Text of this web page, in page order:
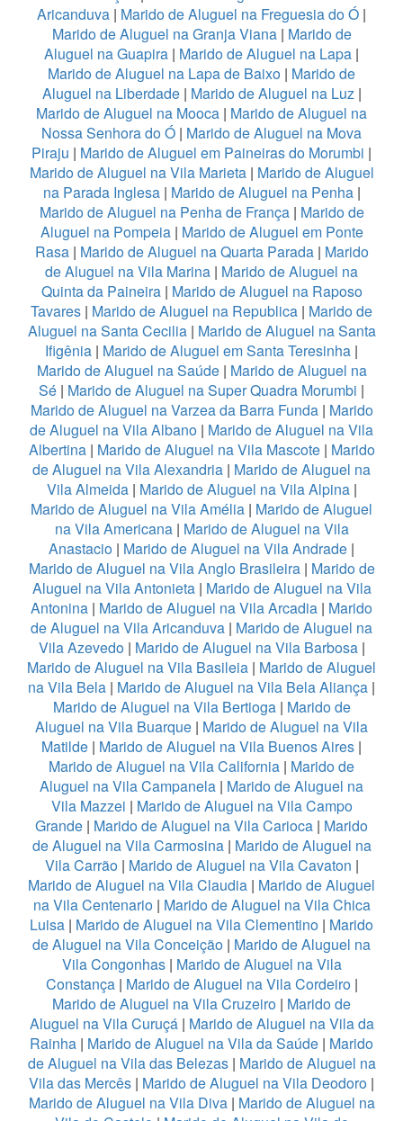
Aricanduva | Marido de Aluguel na Freguesia do Ó |
Marido de Aluguel na Granja Viana| Marido de
Aluguel na Guapira | Marido de Aluguel na Lapa |
Marido de Aluguel na Lapa de Baixo | Marido de
Aluguel na Liberdade | Marido de Aluguel na Luz|
Marido de Aluguel na Mooca | Marido de Aluguel na
Nossa Senhora do Ó | Marido de Aluguel na Mova
Piraju | Marido de Aluguel em Paineiras do Morumbi |
Marido de Aluguel na Vila Marieta| Marido de Aluguel
na Parada Inglesa | Marido de Aluguel na Penha|
Marido de Aluguel na Penha de França | Marido de
Aluguel na Pompeia| Marido de Aluguel em Ponte
Rasa| Marido de Aluguel na Quarta Parada| Marido
de Aluguel na Vila Marina | Marido de Aluguel na
Quinta da Paineira| Marido de Aluguel na Raposo
Tavares | Marido de Aluguel na Republica | Marido de
Aluguel na Santa Cecilia| Marido de Aluguel na Santa
Ifigênia | Marido de Aluguel em Santa Teresinha |
Marido de Aluguel na Saúde| Marido de Aluguel na
Sé | Marido de Aluguel na Super Quadra Morumbi |
Marido de Aluguel na Varzea da Barra Funda| Marido
de Aluguel na Vila Albano | Marido de Aluguel na Vila
Albertina| Marido de Aluguel na Vila Mascote| Marido
de Aluguel na Vila Alexandria | Marido de Aluguel na
Vila Almeida | Marido de Aluguel na Vila Alpina |
Marido de Aluguel na Vila Amélia | Marido de Aluguel
na Vila Americana| Marido de Aluguel na Vila
Anastacio | Marido de Aluguel na Vila Andrade |
Marido de Aluguel na Vila Anglo Brasileira| Marido de
Aluguel na Vila Antonieta| Marido de Aluguel na Vila
Antonina | Marido de Aluguel na Vila Arcadia | Marido
de Aluguel na Vila Aricanduva | Marido de Aluguel na
Vila Azevedo| Marido de Aluguel na Vila Barbosa|
Marido de Aluguel na Vila Basileia | Marido de Aluguel
na Vila Bela | Marido de Aluguel na Vila Bela Aliança |
Marido de Aluguel na Vila Bertioga| Marido de
Aluguel na Vila Buarque | Marido de Aluguel na Vila
Matilde | Marido de Aluguel na Vila Buenos Aires |
Marido de Aluguel na Vila California | Marido de
Aluguel na Vila Campanela | Marido de Aluguel na
Vila Mazzei | Marido de Aluguel na Vila Campo
Grande | Marido de Aluguel na Vila Carioca | Marido
de Aluguel na Vila Carmosina| Marido de Aluguel na
Vila Carrão| Marido de Aluguel na Vila Cavaton |
Marido de Aluguel na Vila Claudia | Marido de Aluguel
na Vila Centenario| Marido de Aluguel na Vila Chica
Luisa | Marido de Aluguel na Vila Clementino | Marido
de Aluguel na Vila Conceição | Marido de Aluguel na
Vila Congonhas| Marido de Aluguel na Vila
Constança| Marido de Aluguel na Vila Cordeiro|
Marido de Aluguel na Vila Cruzeiro | Marido de
Aluguel na Vila Curuçá | Marido de Aluguel na Vila da
Rainha | Marido de Aluguel na Vila da Saúde | Marido
de Aluguel na Vila das Belezas| Marido de Aluguel na
Vila das Mercês | Marido de Aluguel na Vila Deodoro |
Marido de Aluguel na Vila Diva| Marido de Aluguel na